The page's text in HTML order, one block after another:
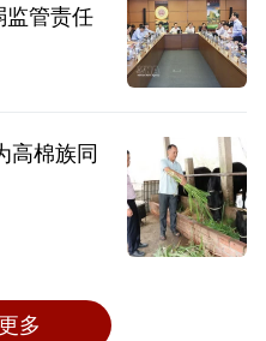
监管责任
高棉族同
多